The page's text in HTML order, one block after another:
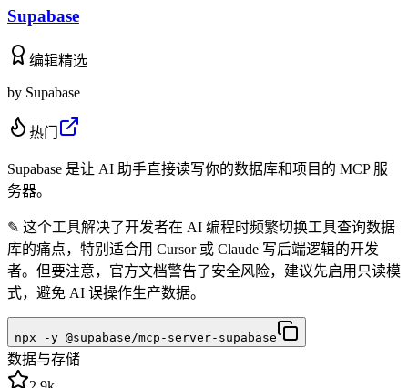
Supabase
编辑精选
by Supabase
热门
Supabase 是让 AI 助手直接读写你的数据库和项目的 MCP 服
务器。
✎ 这个工具解决了开发者在 AI 编程时频繁切换工具查询数据
库的痛点，特别适合用 Cursor 或 Claude 写后端逻辑的开发
者。但要注意，官方文档警告了安全风险，建议先启用只读模
式，避免 AI 误操作生产数据。
npx -y @supabase/mcp-server-supabase
数据与存储